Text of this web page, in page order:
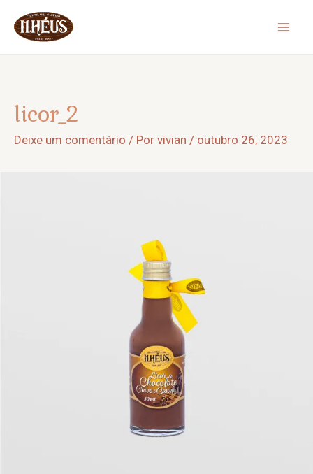
para
licor_2
Deixe um comentário / Por vivian / outubro 26, 2023